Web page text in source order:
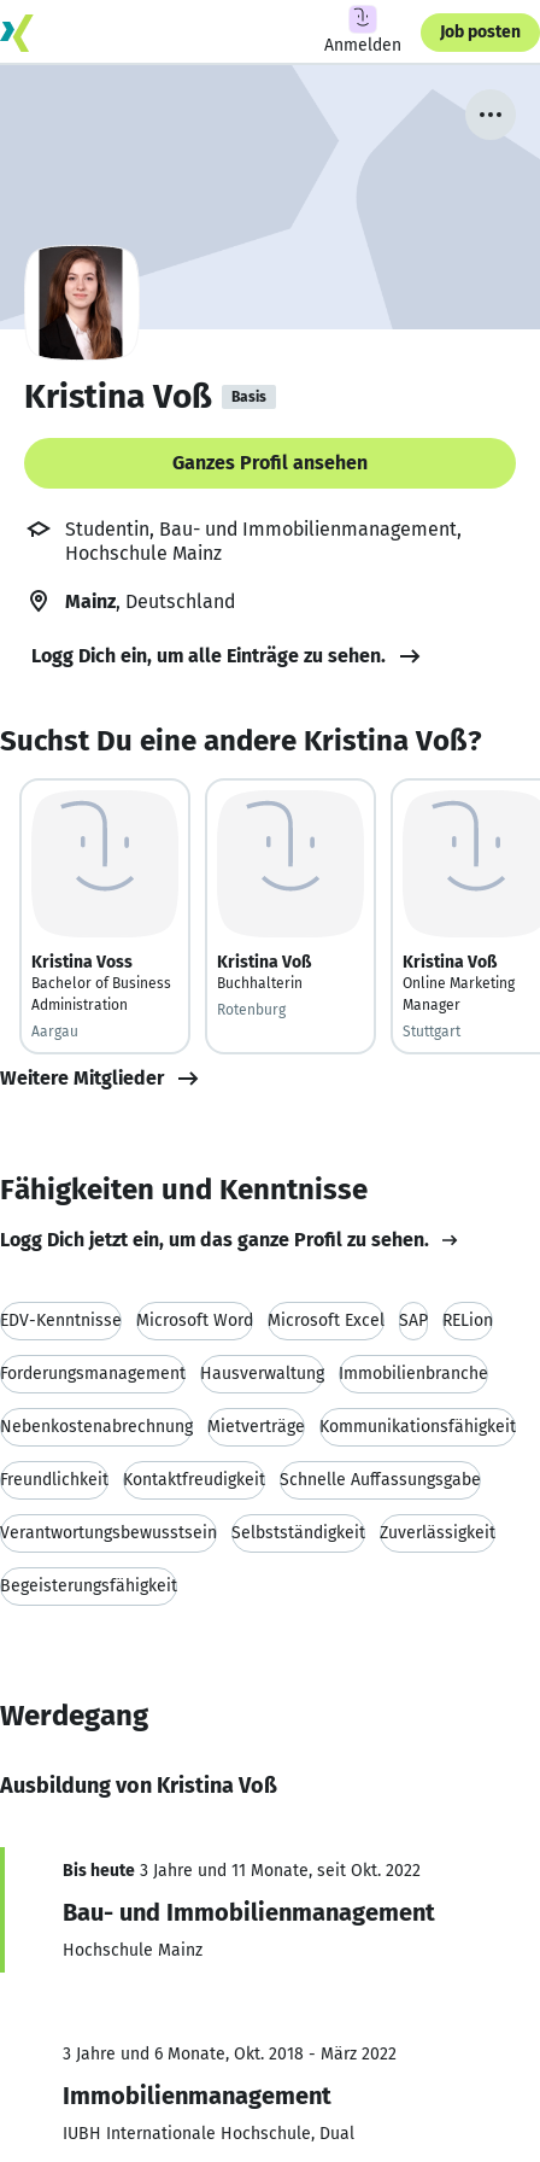
Anmelden
Job posten
Kristina Voß Basis
Ganzes Profil ansehen
Studentin, Bau- und Immobilienmanagement,
Hochschule Mainz
Mainz, Deutschland
Logg Dich ein, um alle Einträge zu sehen.
Suchst Du eine andere Kristina Voß?
Kristina Voss
Bachelor of Business
Administration
Aargau
Kristina Voß
Buchhalterin
Rotenburg
Kristina Voß
Online Marketing
Manager
Stuttgart
Weitere Mitglieder
Fähigkeiten und Kenntnisse
Logg Dich jetzt ein, um das ganze Profil zu sehen.
EDV-Kenntnisse Microsoft Word Microsoft Excel SAP RELion
Forderungsmanagement Hausverwaltung Immobilienbranche
Nebenkostenabrechnung Mietverträge Kommunikationsfähigkeit
Freundlichkeit Kontaktfreudigkeit Schnelle Auffassungsgabe
Verantwortungsbewusstsein Selbstständigkeit Zuverlässigkeit
Begeisterungsfähigkeit
Werdegang
Ausbildung von Kristina Voß
Bis heute 3 Jahre und 11 Monate, seit Okt. 2022
Bau- und Immobilienmanagement
Hochschule Mainz
3 Jahre und 6 Monate, Okt. 2018 - März 2022
Immobilienmanagement
IUBH Internationale Hochschule, Dual